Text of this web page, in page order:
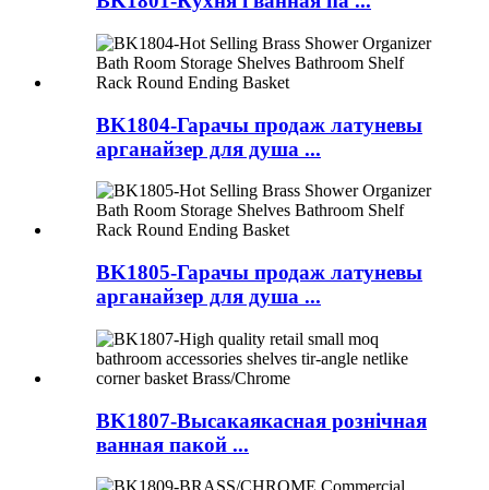
BK1804-Гарачы продаж латуневы
арганайзер для душа ...
BK1805-Гарачы продаж латуневы
арганайзер для душа ...
BK1807-Высакаякасная рознічная
ванная пакой ...